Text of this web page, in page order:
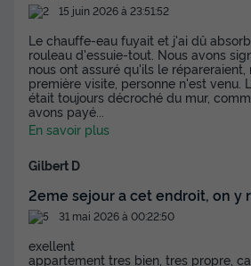
15 juin 2026 à 23:51:52
Le chauffe-eau fuyait et j'ai dû
rouleau d'essuie-tout. Nous avons
nous ont assuré qu'ils le
première visite, personne n'est venu.
était toujours décroché du mur,
avons payé
En savoir plus
Gilbert D
2eme sejour a cet endroit, on y
31 mai 2026 à 00:22:50
exellent
appartement tres bien, tres propre,